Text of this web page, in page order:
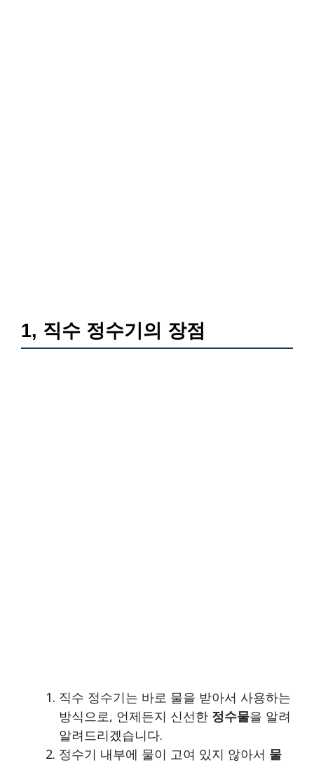
1, 직수 정수기의 장점
직수 정수기는 바로 물을 받아서 사용하는
방식으로, 언제든지 신선한 정수물을 알려
알려드리겠습니다.
정수기 내부에 물이 고여 있지 않아서 물